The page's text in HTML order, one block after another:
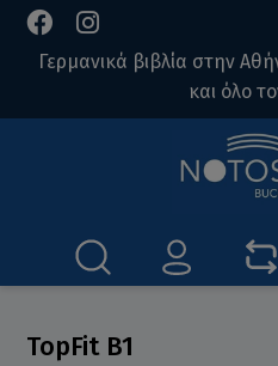
Γερμανικά βιβλία στην
και όλο
TopFit B1